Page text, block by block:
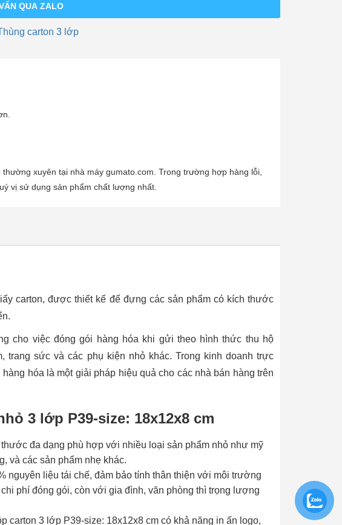
QUA ZALO
carton 3 lớp
xuyên tại nhà máy gumato.com. Trong trường hợp hàng lỗi,
vị sử dụng sản phẩm chất lượng nhất.
carton, được thiết kế để đựng các sản phẩm có kích thước
cho việc đóng gói hàng hóa khi gửi theo hình thức thu hộ
trang sức và các phụ kiện nhỏ khác. Trong kinh doanh trực
hóa là một giải pháp hiệu quả cho các nhà bán hàng trên
3 lớp P39-size: 18x12x8 cm
đa dạng phù hợp với nhiều loại sản phẩm nhỏ như mỹ
và các sản phẩm nhẹ khác.
nguyên liệu tái chế, đảm bảo tính thân thiện với môi trường
phí đóng gói, còn với gia đình, văn phòng thì trọng lượng
carton 3 lớp P39-size: 18x12x8 cm có khả năng in ấn logo,